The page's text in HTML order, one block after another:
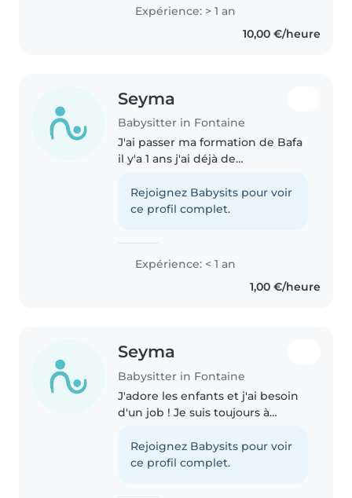
mes petits cousins depuis l'âge
de mes 16 ans. J'ai également..
Expérience: > 1 an
10,00 €/heure
Seyma
Babysitter in Fontaine
J'ai passer ma formation de Bafa
il y'a 1 ans j'ai déjà de
touts tranche d'âge
Rejoignez Babysits pour voir
ce profil complet.
Expérience: < 1 an
1,00 €/heure
Seyma
Babysitter in Fontaine
J'adore les enfants et j'ai besoin
d'un job ! Je suis toujours à
Rejoignez Babysits pour voir
ce profil complet.